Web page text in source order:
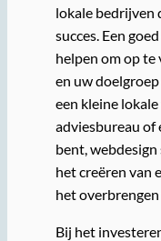
lokale bedrijven
succes. Een
helpen om op
en uw
een kleine
adviesbureau
bent,
het creëren van
het
Bij het